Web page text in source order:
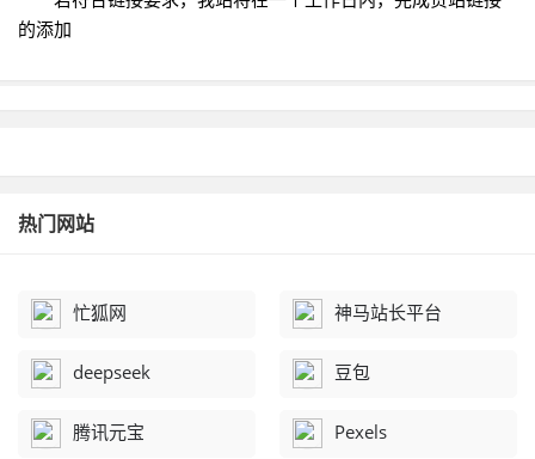
的添加
热门网站
忙狐网 神马站长平台
deepseek 豆包
腾讯元宝 Pexels